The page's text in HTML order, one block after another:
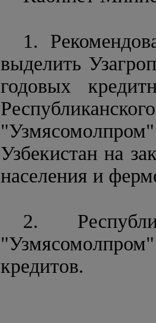
1.
выделить
годовых
Узбекистан на
населения и
2.
кредитов.